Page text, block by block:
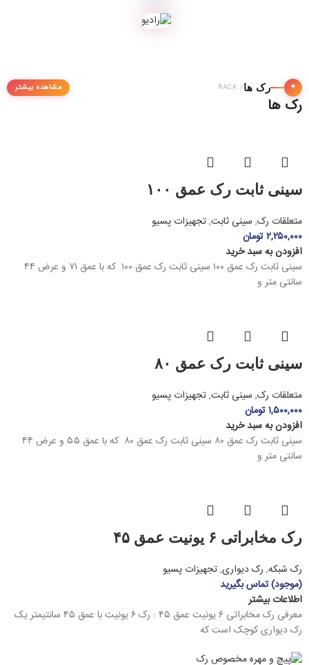
✦ رک ها/ RACK مشاهده بیشتر
رک ها
سینی ثابت رک عمق ۱۰۰
متعلقات رک, سینی ثابت,تجهیزات پسیو
۲,۲۵۰,۰۰۰تومان
افزودن به سبد خرید
سینی ثابت رک عمق ۱۰۰ سینی ثابت رک عمق ۱۰۰ که با عمق ۷۱ و عرض ۴۴
سانتی متر و
سینی ثابت رک عمق ۸۰
متعلقات رک, سینی ثابت,تجهیزات پسیو
۱,۵۰۰,۰۰۰تومان
افزودن به سبد خرید
سینی ثابت رک عمق ۸۰ سینی ثابت رک عمق ۸۰ که با عمق ۵۵ و عرض ۴۴
سانتی متر و
رک مخابراتی ۶ یونیت عمق ۴۵
رک شبکه, رک دیواری,تجهیزات پسیو
(موجود) تماس بگیرید
اطلاعات بیشتر
معرفی رک مخابراتی ۶ یونیت عمق ۴۵ : رک ۶ یونیت با عمق ۴۵ سانتیمتر یک
رک دیواری کوچک است که